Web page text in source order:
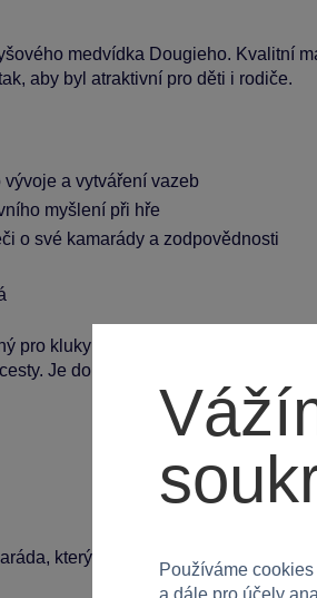
medvídka Dougieho. Kvalitní
aby byl atraktivní pro děti i rodiče.
a vytváření vazeb
myšlení při hře
o své kamarády a zodpovědnosti
pro kluky i holky a jeho rozměry činí
Je doporučen pro děti od 0 let.
který mu přinese spoustu radosti
Používáme
a dále pro účely